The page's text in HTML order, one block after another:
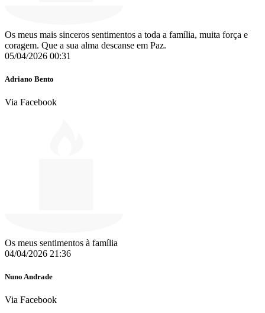
Os meus mais sinceros sentimentos a toda a família, muita força e
coragem. Que a sua alma descanse em Paz.
05/04/2026 00:31
Adriano Bento
Via Facebook
Os meus sentimentos à família
04/04/2026 21:36
Nuno Andrade
Via Facebook